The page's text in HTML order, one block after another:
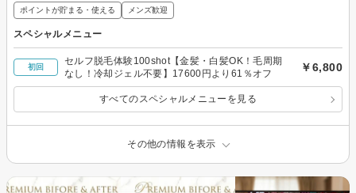
ポイントが貯まる・使える メンズ歓迎
スペシャルメニュー
初回
セルフ脱毛体験100shot【金髪・白髪OK！毛周期
なし！冷却ジェル不要】17600円より61％オフ
￥6,800
すべてのスペシャルメニューを見る
その他の情報を表示